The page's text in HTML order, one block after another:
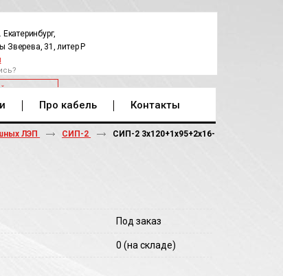
Екатеринбург,
Зверева, 31, литер Р
ЗВОНОК
Про кабель Контакты
ЛЭП СИП-2
СИП-2 3х120+1х95+2х16-
Под заказ
0 (на складе)